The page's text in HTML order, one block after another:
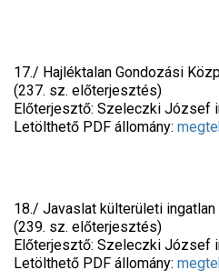
17./ Hajléktalan Gondozási
(237. sz. előterjesztés)
Előterjesztő: Szeleczki József
Letölthető PDF állomány:
18./ Javaslat külterületi
(239. sz. előterjesztés)
Előterjesztő: Szeleczki József
Letölthető PDF állomány: